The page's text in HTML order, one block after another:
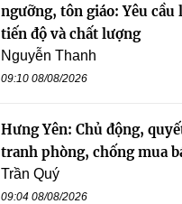
ngưỡng, tôn giáo: Yêu cầu
tiến độ và chất lượng
Nguyễn Thanh
09:10 08/08/2026
Hưng Yên: Chủ động,
tranh phòng, chống mua
Trần Quý
09:04 08/08/2026